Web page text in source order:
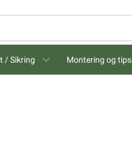
/ Sikring Montering og tips